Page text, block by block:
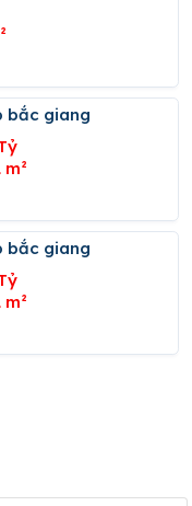
bắc giang
m²
bắc giang
m²